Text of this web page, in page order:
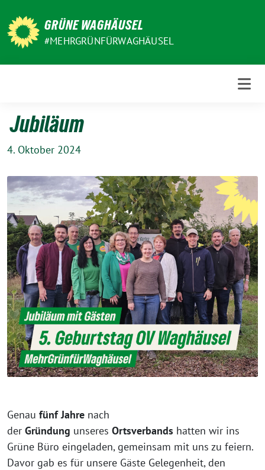
zum
Inhalt
GRÜNE WAGHÄUSEL
#MEHRGRÜNFÜRWAGHÄUSEL
Jubiläum
4. Oktober 2024
Genau fünf Jahre nach
der Gründung unseres Ortsverbands hatten wir ins
Grüne Büro eingeladen, gemeinsam mit uns zu feiern.
Davor gab es für unsere Gäste Gelegenheit, den